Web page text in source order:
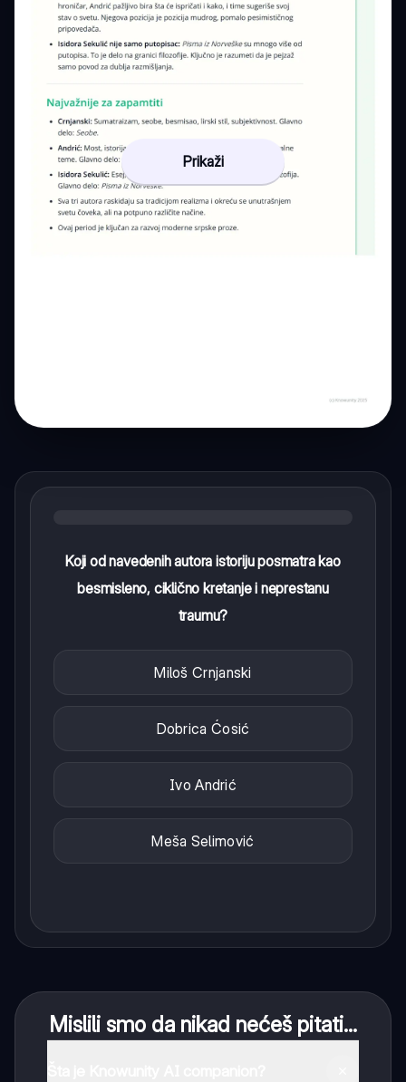
Prikaži
Koji od navedenih autora istoriju posmatra kao
besmisleno, ciklično kretanje i neprestanu
traumu?
Miloš Crnjanski
Dobrica Ćosić
Ivo Andrić
Meša Selimović
Mislili smo da nikad nećeš pitati...